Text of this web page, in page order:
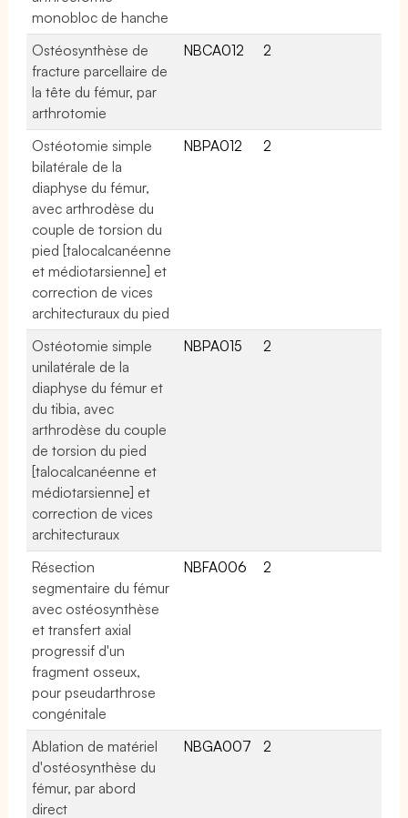
monobloc de hanche
Ostéosynthèse de
fracture parcellaire de
la tête du fémur, par
arthrotomie
NBCA012 2
Ostéotomie simple
bilatérale de la
diaphyse du fémur,
avec arthrodèse du
couple de torsion du
pied [talocalcanéenne
et médiotarsienne] et
correction de vices
architecturaux du pied
NBPA012 2
Ostéotomie simple
unilatérale de la
diaphyse du fémur et
du tibia, avec
arthrodèse du couple
de torsion du pied
[talocalcanéenne et
médiotarsienne] et
correction de vices
architecturaux
NBPA015 2
Résection
segmentaire du fémur
avec ostéosynthèse
et transfert axial
progressif d'un
fragment osseux,
pour pseudarthrose
congénitale
NBFA006 2
Ablation de matériel
d'ostéosynthèse du
fémur, par abord
direct
NBGA007 2